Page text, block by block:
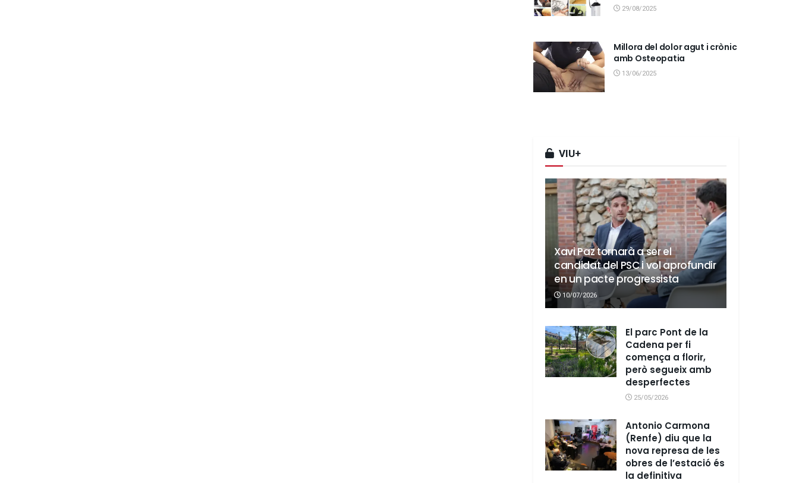
29/08/2025
Millora del dolor agut i crònic
amb Osteopatia
13/06/2025
VIU+
Xavi Paz tornarà a ser el
candidat del PSC i vol aprofundir
en un pacte progressista
10/07/2026
El parc Pont de la
Cadena per fi
comença a florir,
però segueix amb
desperfectes
25/05/2026
Antonio Carmona
(Renfe) diu que la
nova represa de les
obres de l’estació és
la definitiva